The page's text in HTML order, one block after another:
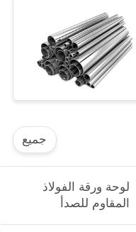
جميع
لوحة ورقة الفولاذ
المقاوم للصدأ